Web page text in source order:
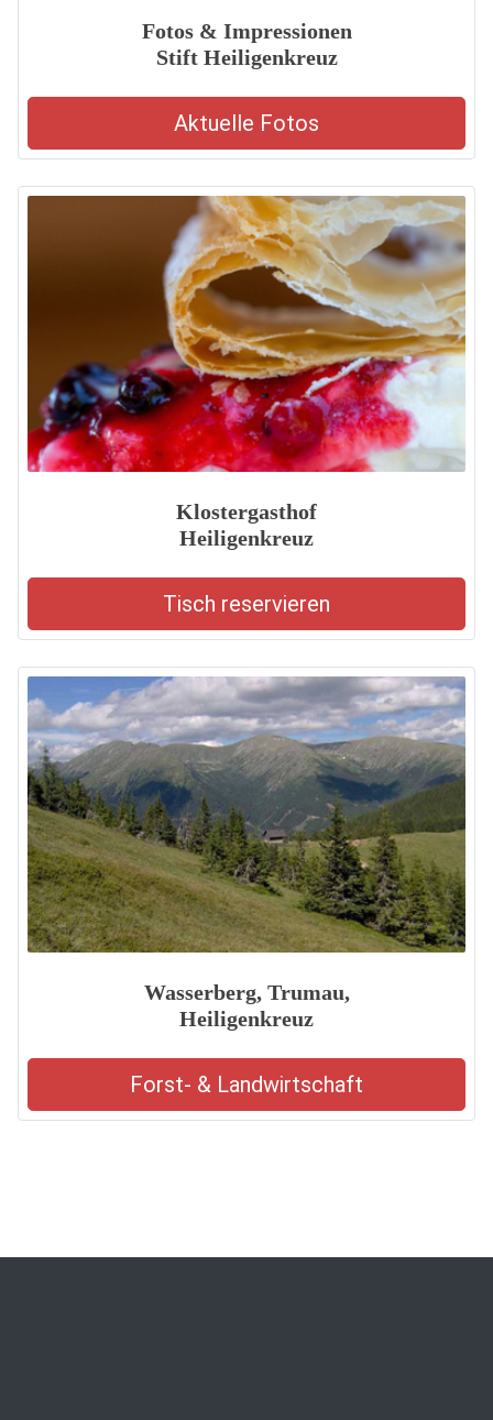
Fotos & Impressionen
Stift Heiligenkreuz
Aktuelle Fotos
Klostergasthof
Heiligenkreuz
Tisch reservieren
Wasserberg, Trumau,
Heiligenkreuz
Forst- & Landwirtschaft